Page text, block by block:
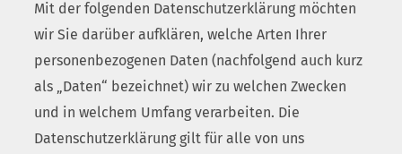
Mit der folgenden Datenschutzerklärung möchten
wir Sie darüber aufklären, welche Arten Ihrer
personenbezogenen Daten (nachfolgend auch kurz
als „Daten“ bezeichnet) wir zu welchen Zwecken
und in welchem Umfang verarbeiten. Die
Datenschutzerklärung gilt für alle von uns